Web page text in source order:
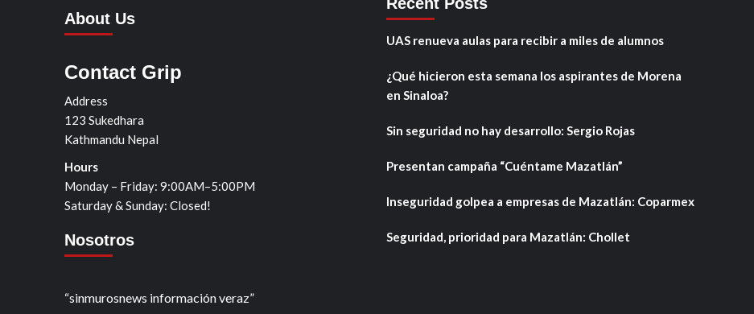
About Us
Contact Grip
Address
123 Sukedhara
Kathmandu Nepal
Hours
Monday – Friday: 9:00AM–5:00PM
Saturday & Sunday: Closed!
Nosotros
“sinmurosnews información veraz”
UAS renueva aulas para recibir a miles de alumnos
¿Qué hicieron esta semana los aspirantes de Morena
en Sinaloa?
Sin seguridad no hay desarrollo: Sergio Rojas
Presentan campaña “Cuéntame Mazatlán”
Inseguridad golpea a empresas de Mazatlán: Coparmex
Seguridad, prioridad para Mazatlán: Chollet